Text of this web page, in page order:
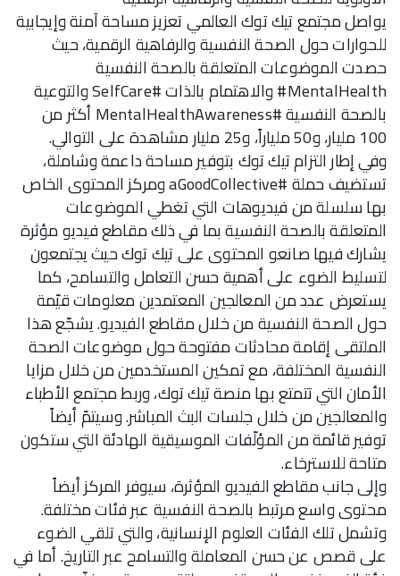
يواصل مجتمع تيك توك العالمي تعزيز مساحة آمنة وإيجابية
للحوارات حول الصحة النفسية والرفاهية الرقمية، حيث
حصدت الموضوعات المتعلقة بالصحة النفسية
MentalHealth# والاهتمام بالذات #SelfCare والتوعية
بالصحة النفسية #MentalHealthAwareness أكثر من
100 مليار، و50 ملياراً، و25 مليار مشاهدة على التوالي.
وفي إطار التزام تيك توك بتوفير مساحة داعمة وشاملة،
تستضيف حملة #aGoodCollective ومركز المحتوى الخاص
بها سلسلة من فيديوهات التي تغطي الموضوعات
المتعلقة بالصحة النفسية بما في ذلك مقاطع فيديو مؤثرة
يشارك فيها صانعو المحتوى على تيك توك حيث يجتمعون
لتسليط الضوء على أهمية حسن التعامل والتسامح، كما
يستعرض عدد من المعالجين المعتمدين معلومات قيّمة
حول الصحة النفسية من خلال مقاطع الفيديو. يشجّع هذا
الملتقى إقامة محادثات مفتوحة حول موضوعات الصحة
النفسية المختلفة، مع تمكين المستخدمين من خلال مزايا
الأمان التي تتمتع بها منصة تيك توك، وربط مجتمع الأطباء
والمعالجين من خلال جلسات البث المباشر. وسيتمّ أيضاً
توفير قائمة من المؤلّفات الموسيقية الهادئة التي ستكون
متاحة للاسترخاء.
وإلى جانب مقاطع الفيديو المؤثرة، سيوفر المركز أيضاً
محتوى واسع مرتبط بالصحة النفسية عبر فئات مختلفة.
وتشمل تلك الفئات العلوم الإنسانية، والتي تلقي الضوء
على قصص عن حسن المعاملة والتسامح عبر التاريخ. أما في